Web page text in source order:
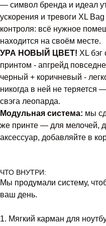
— символ бренда и идеал
ускорения и тревоги XL
контроля: всё нужное
находится на своём месте.
УРА НОВЫЙ ЦВЕТ! XL
принтом - апгрейд
черный + коричневый -
никогда в ней не теряется
свэга леопарда.
Модульная система: мы
же принте — для мелочей,
аксессуар, добавляйте в
ЧТО ВНУТРИ:
Мы продумали систему,
ваш день.
1. Мягкий карман для